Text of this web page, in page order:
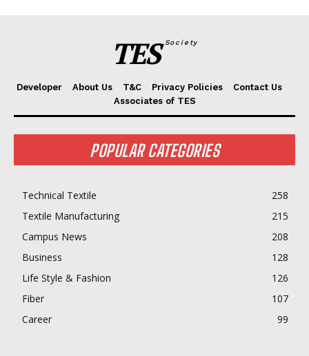
TES Society
Developer About Us T&C Privacy Policies
Contact Us
Associates of TES
POPULAR CATEGORIES
Technical Textile
258
Textile Manufacturing
215
Campus News
208
Business
128
Life Style & Fashion
126
Fiber
107
Career
99